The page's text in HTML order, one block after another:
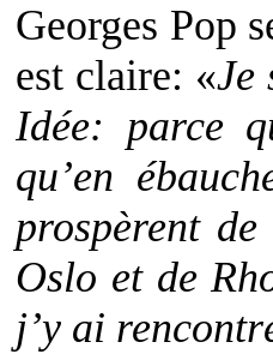
Georges Pop
est claire: «Je
Idée: parce
qu’en
prospèrent
Oslo et de
j’y ai